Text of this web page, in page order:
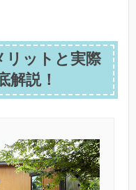
リットと実際
解説！